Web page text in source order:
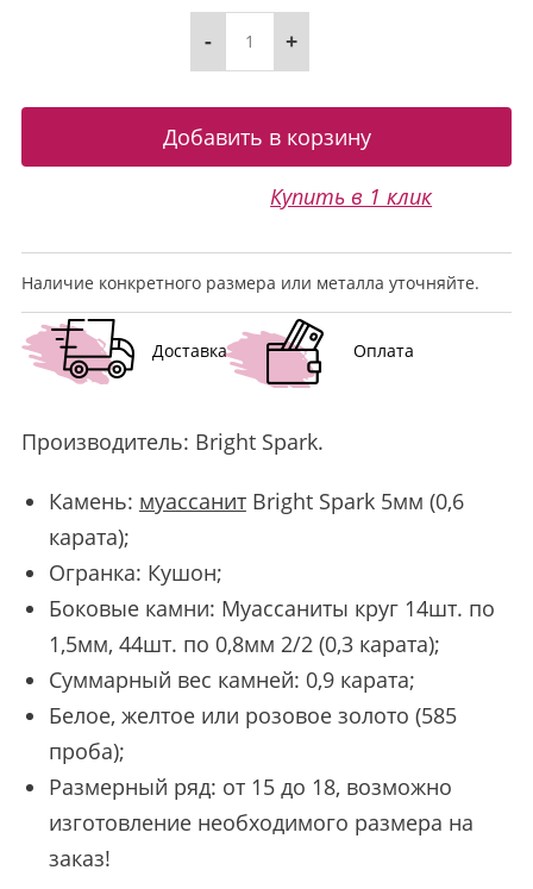
- +
Купить в 1 клик
Наличие конкретного размера или металла уточняйте.
Доставка Оплата
Производитель: Bright Spark.
Камень: муассанитBright Spark 5мм (0,6
карата);
Огранка: Кушон;
Боковые камни: Муассаниты круг 14шт. по
1,5мм, 44шт. по 0,8мм 2/2 (0,3 карата);
Суммарный вес камней: 0,9 карата;
Белое, желтое или розовое золото (585
проба);
Размерный ряд: от 15 до 18, возможно
изготовление необходимого размера на
заказ!